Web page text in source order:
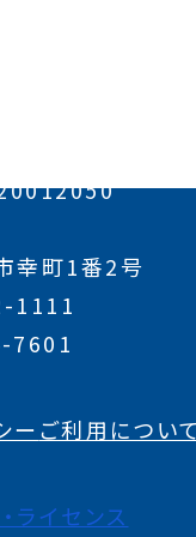
幸町1番2号
1111
7601
ーご利用について